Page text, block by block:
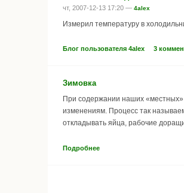
чт, 2007-12-13 17:20 — 4alex
Измерил температуру в
Блог пользователя 4alex 3
Зимовка
При содержании наших «местных»
изменениям. Процесс так
откладывать яйца, рабочие
Подробнее